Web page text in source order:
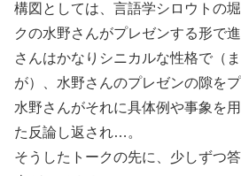
構図としては、言語学シロウトの
クの水野さんがプレゼンする形で
さんはかなりシニカルな性格で（
が）、水野さんのプレゼンの隙を
水野さんがそれに具体例や事象を
た反論し返され…。
そうしたトークの先に、少しずつ